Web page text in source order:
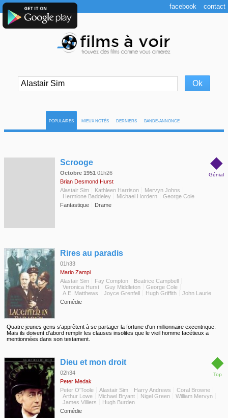
POPULAIRES MIEUX NOTÉS DERNIERS BANDE-ANNONCE
◆
Génial
Scrooge
Octobre 1951 01h26
Brian Desmond Hurst
Alastair Sim
Kathleen Harrison
Mervyn Johns
Hermione Baddeley
Michael Hordern
George Cole
Fantastique
Drame
Rires au paradis
01h33
Mario Zampi
Alastair Sim
Fay Compton
Beatrice Campbell
Veronica Hurst
Guy Middleton
George Cole
A.E. Matthews
Joyce Grenfell Hugh Griffith
John Laurie
Comédie
Quatre jeunes gens s'apprêtent à se partager la fortune d'un millionnaire excentrique.
Mais ils doivent d'abord remplir les clauses insolites que le vieil homme facétieux a
mentionnées dans son testament.
◆
Top
Dieu et mon droit
02h34
Peter Medak
Peter O'Toole
Alastair Sim Harry Andrews
Coral Browne
Arthur Lowe
Michael Bryant Nigel Green
William Mervyn
James Villiers
Hugh Burden
Comédie
facebook contact